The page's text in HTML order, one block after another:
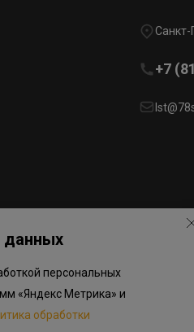
Санкт-
+7
Приложение к
данных
персональных
«Яндекс Метрика» и
обработки